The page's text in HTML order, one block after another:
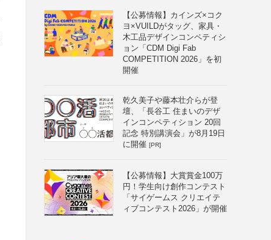
【公募情報】カインズ×コク
ヨ×VUILDがタッグ、家具・
木工品デザインコンペティシ
ョン「CDM Digi Fab
COMPETITION 2026」を初
開催
乾久美子や藤本壮介らが登
壇、「長谷工 住まいのデザ
インコンペティション 20回
記念 特別講演会」が8月19日
に開催 [PR]
【公募情報】大賞賞金100万
円！学生向け創作コンテスト
「サイゲームス クリエイテ
ィブコンテスト2026」が開催